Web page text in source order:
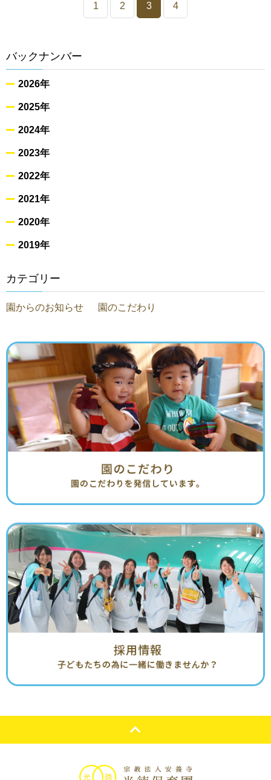
1 2 3 4
バックナンバー
2026年
2025年
2024年
2023年
2022年
2021年
2020年
2019年
カテゴリー
園からのお知らせ 園のこだわり